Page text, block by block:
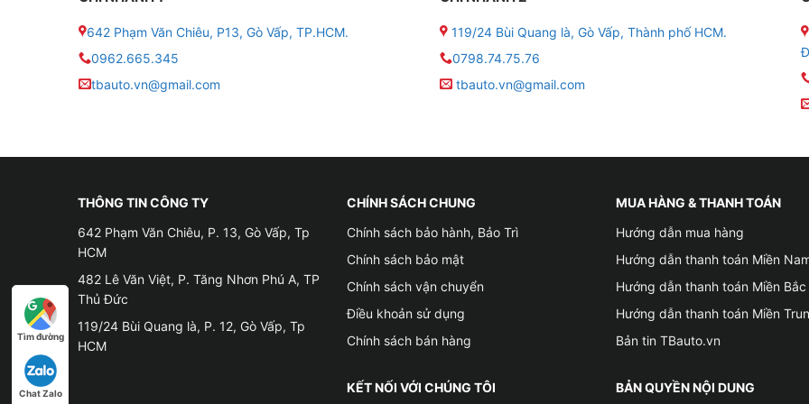
642 Phạm Văn Chiêu, P13, Gò Vấp, TP.HCM.
0962.665.345
tbauto.vn@gmail.com
119/24 Bùi Quang là, Gò Vấp, Thành phố HCM.
0798.74.75.76
tbauto.vn@gmail.com
THÔNG TIN CÔNG TY
642 Phạm Văn Chiêu, P. 13, Gò Vấp, Tp
HCM
482 Lê Văn Việt, P. Tăng Nhơn Phú A, TP
Thủ Đức
119/24 Bùi Quang là, P. 12, Gò Vấp, Tp
HCM
CHÍNH SÁCH CHUNG
Chính sách bảo hành, Bảo Trì
Chính sách bảo mật
Chính sách vận chuyển
Điều khoản sử dụng
Chính sách bán hàng
MUA HÀNG & THANH TOÁN
Hướng dẫn mua hàng
Hướng dẫn thanh toán Miền
Hướng dẫn thanh toán Miền Bắc
Hướng dẫn thanh toán Miền
Bản tin TBauto.vn
KẾT NỐI VỚI CHÚNG TÔI BẢN QUYỀN NỘI DUNG
Tìm đường
Chat Zalo